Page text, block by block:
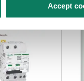
Accept